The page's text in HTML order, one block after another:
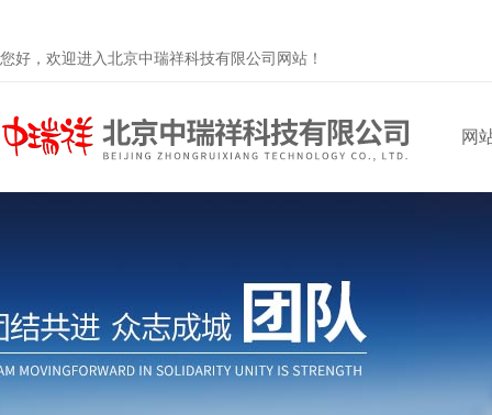
您好，欢迎进入北京中瑞祥科技有限公司网站！
网